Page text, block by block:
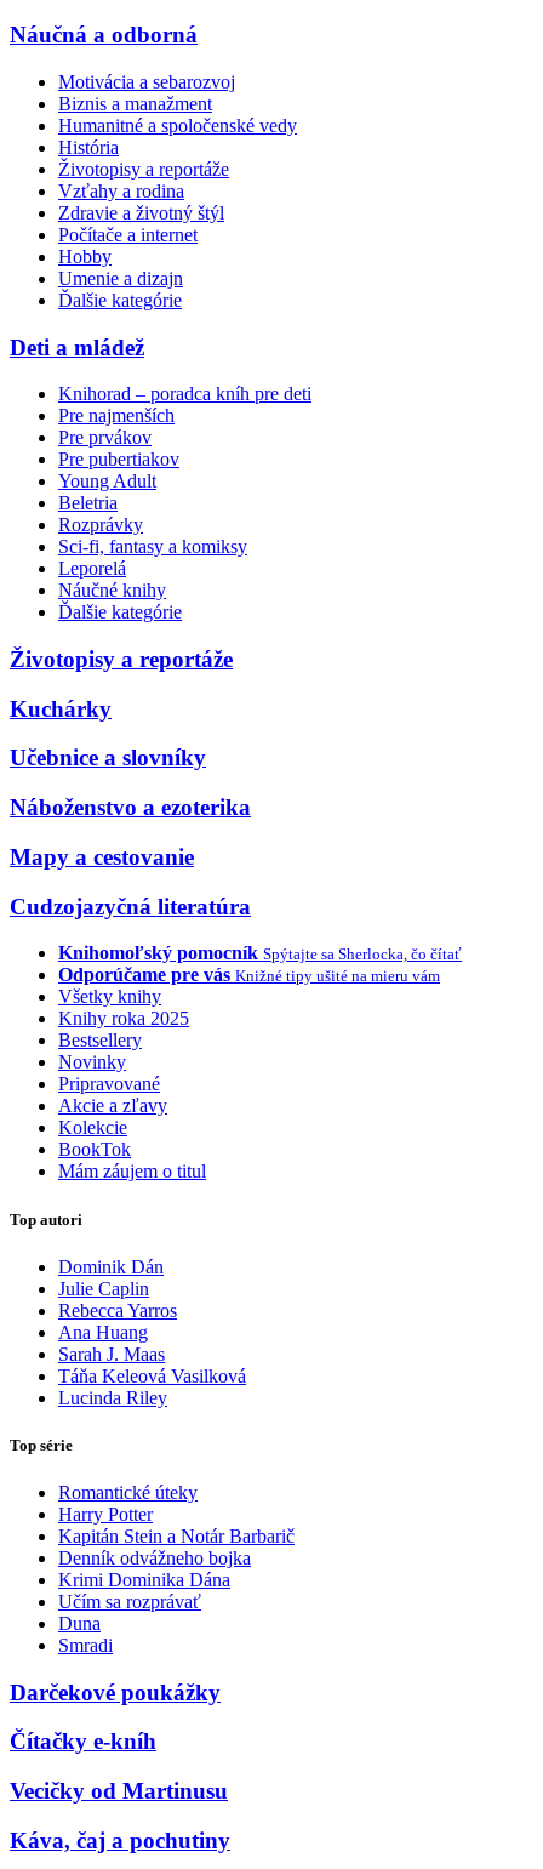
Náučná a odborná
Motivácia a sebarozvoj
Biznis a manažment
Humanitné a spoločenské vedy
História
Životopisy a reportáže
Vzťahy a rodina
Zdravie a životný štýl
Počítače a internet
Hobby
Umenie a dizajn
Ďalšie kategórie
Deti a mládež
Knihorad – poradca kníh pre deti
Pre najmenších
Pre prvákov
Pre pubertiakov
Young Adult
Beletria
Rozprávky
Sci-fi, fantasy a komiksy
Leporelá
Náučné knihy
Ďalšie kategórie
Životopisy a reportáže
Kuchárky
Učebnice a slovníky
Náboženstvo a ezoterika
Mapy a cestovanie
Cudzojazyčná literatúra
Knihomoľský pomocník Spýtajte sa Sherlocka, čo čítať
Odporúčame pre vás Knižné tipy ušité na mieru vám
Všetky knihy
Knihy roka 2025
Bestsellery
Novinky
Pripravované
Akcie a zľavy
Kolekcie
BookTok
Mám záujem o titul
Top autori
Dominik Dán
Julie Caplin
Rebecca Yarros
Ana Huang
Sarah J. Maas
Táňa Keleová Vasilková
Lucinda Riley
Top série
Romantické úteky
Harry Potter
Kapitán Stein a Notár Barbarič
Denník odvážneho bojka
Krimi Dominika Dána
Učím sa rozprávať
Duna
Smradi
Darčekové poukážky
Čítačky e-kníh
Vecičky od Martinusu
Káva, čaj a pochutiny